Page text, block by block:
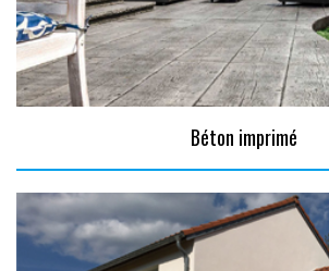
Béton imprimé